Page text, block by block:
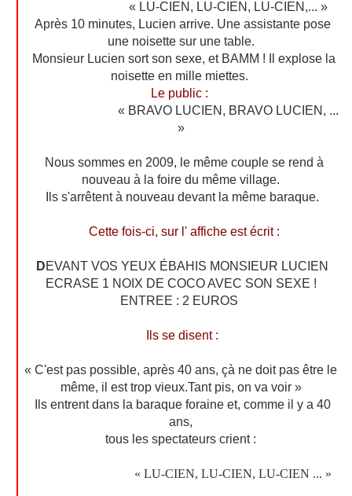
« LU-CIEN, LU-CIEN, LU-CIEN,... »
Après 10 minutes, Lucien arrive. Une assistante pose
une noisette sur une table.
Monsieur Lucien sort son sexe, et BAMM ! Il explose la
noisette en mille miettes.
Le public :
« BRAVO LUCIEN, BRAVO LUCIEN, ...
»
Nous sommes en 2009, le même couple se rend à
nouveau à la foire du même village.
Ils s'arrêtent à nouveau devant la même baraque.
Cette fois-ci, sur l' affiche est écrit :
DEVANT VOS YEUX ÉBAHIS MONSIEUR LUCIEN
ECRASE 1 NOIX DE COCO AVEC SON SEXE !
ENTREE : 2 EUROS
Ils se disent :
« C'est pas possible, après 40 ans, çà ne doit pas être le
même, il est trop vieux.Tant pis, on va voir »
Ils entrent dans la baraque foraine et, comme il y a 40
ans,
tous les spectateurs crient :
« LU-CIEN, LU-CIEN, LU-CIEN ... »